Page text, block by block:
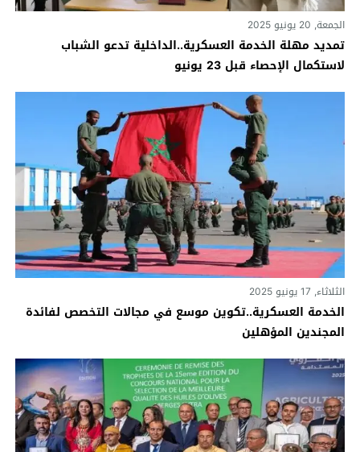
الجمعة, 20 يونيو 2025
تمديد مهلة الخدمة العسكرية..الداخلية تدعو الشباب
لاستكمال الإحصاء قبل 23 يونيو
الثلاثاء, 17 يونيو 2025
الخدمة العسكرية..تكوين موسع في مجالات التخصص لفائدة
المجندين المؤهلين